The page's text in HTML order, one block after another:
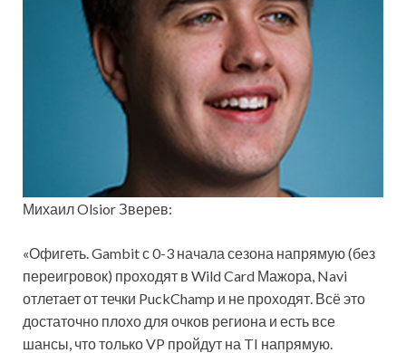
Михаил Olsior Зверев:
«Офигеть. Gambit с 0-3 начала сезона напрямую (без
переигровок) проходят в Wild Card Мажора, Navi
отлетает от течки PuckChamp и не проходят. Всё это
достаточно плохо для очков региона и есть все
шансы, что только VP пройдут на TI напрямую.